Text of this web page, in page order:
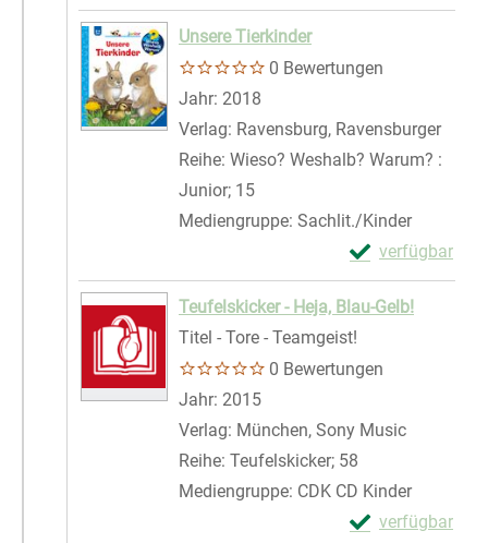
Zum Download
Unsere Tierkinder
0 Bewertungen
Suche nach diesem Verfasser
Jahr: 2018
Verlag: Ravensburg, Ravensburger
Reihe: Wieso? Weshalb? Warum? :
Junior; 15
Mediengruppe: Sachlit./Kinder
verfügbar
Exemplar-
Zum Download
Teufelskicker - Heja, Blau-Gelb!
Titel - Tore - Teamgeist!
0 Bewertungen
Suche nach diesem Verfasser
Jahr: 2015
Verlag: München, Sony Music
Reihe: Teufelskicker; 58
Mediengruppe: CDK CD Kinder
verfügbar
Exemplar-